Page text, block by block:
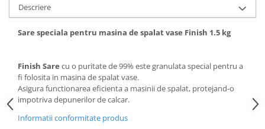
Accesorii machiaj
Igiena dentara
Pasta de dinti
Apa de gura
Ata dentara
Adeziv dentar si ingrijire proteza
Descriere
Sare speciala pentru masina de spalat vase Finish 1.5 kg
Finish Sare cu o puritate de 99% este granulata special pentru a
fi folosita in masina de spalat vase.
Asigura functionarea eficienta a masinii de spalat, protejand-o
impotriva depunerilor de calcar.
Informatii conformitate produs